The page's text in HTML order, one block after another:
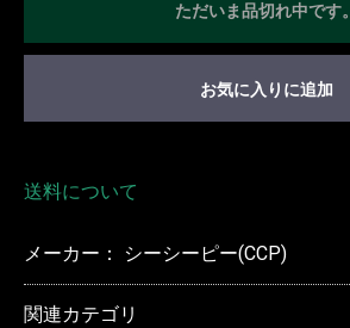
ただいま品切れ中です。
お気に入りに追加
送料について
メーカー： シーシーピー(CCP)
関連カテゴリ